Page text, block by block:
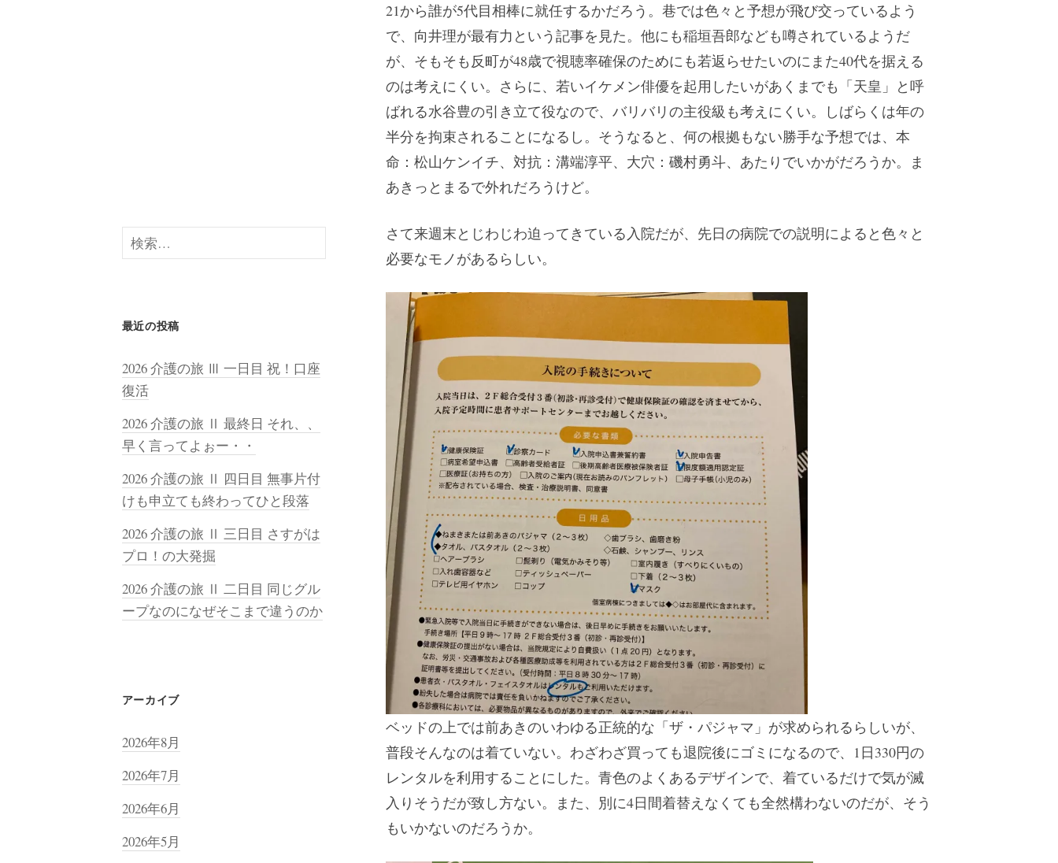
21から誰が5代目相棒に就任するかだろう。巷では色々と予想が飛び交っているよう
で、向井理が最有力という記事を見た。他にも稲垣吾郎なども噂されているようだ
が、そもそも反町が48歳で視聴率確保のためにも若返らせたいのにまた40代を据える
のは考えにくい。さらに、若いイケメン俳優を起用したいがあくまでも「天皇」と呼
ばれる水谷豊の引き立て役なので、バリバリの主役級も考えにくい。しばらくは年の
半分を拘束されることになるし。そうなると、何の根拠もない勝手な予想では、本
命：松山ケンイチ、対抗：溝端淳平、大穴：磯村勇斗、あたりでいかがだろうか。ま
あきっとまるで外れだろうけど。
さて来週末とじわじわ迫ってきている入院だが、先日の病院での説明によると色々と
必要なモノがあるらしい。
ベッドの上では前あきのいわゆる正統的な「ザ・パジャマ」が求められるらしいが、
普段そんなのは着ていない。わざわざ買っても退院後にゴミになるので、1日330円の
レンタルを利用することにした。青色のよくあるデザインで、着ているだけで気が滅
入りそうだが致し方ない。また、別に4日間着替えなくても全然構わないのだが、そう
もいかないのだろうか。
検
索:
最近の投稿
2026 介護の旅 Ⅲ 一日目 祝！口座
復活
2026 介護の旅 Ⅱ 最終日 それ、、
早く言ってよぉー・・
2026 介護の旅 Ⅱ 四日目 無事片付
けも申立ても終わってひと段落
2026 介護の旅 Ⅱ 三日目 さすがは
プロ！の大発掘
2026 介護の旅 Ⅱ 二日目 同じグル
ープなのになぜそこまで違うのか
アーカイブ
2026年8月
2026年7月
2026年6月
2026年5月